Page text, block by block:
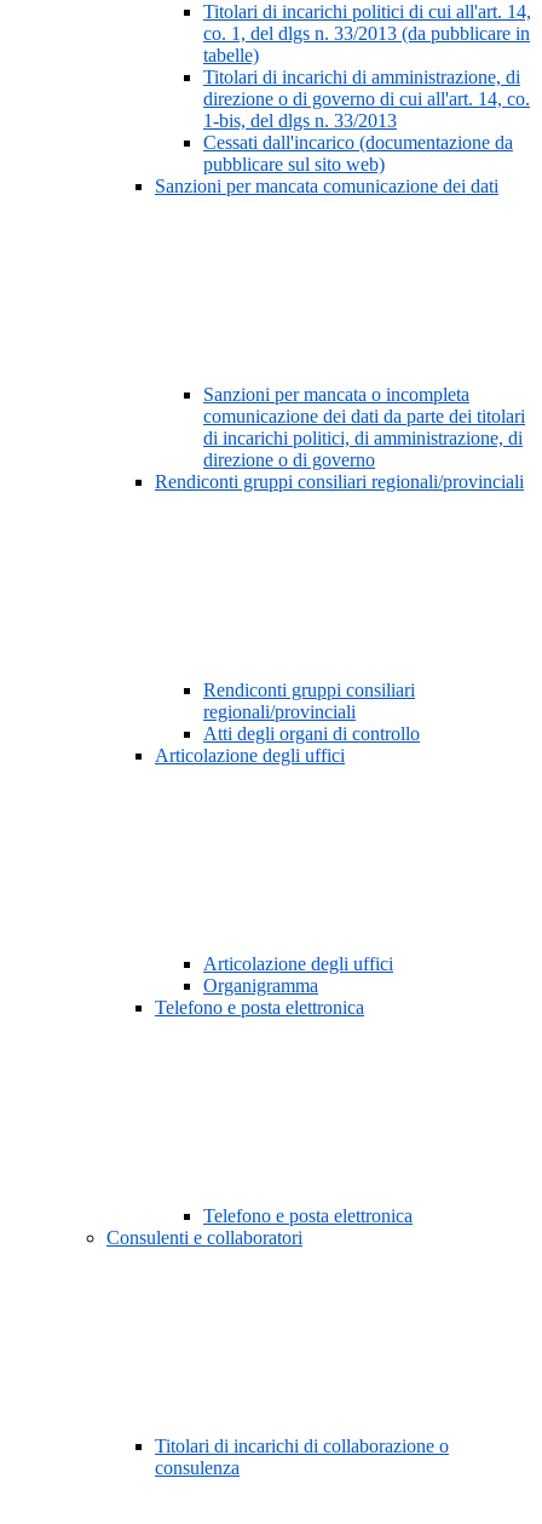
Titolari di incarichi politici di cui all'art. 14,
co. 1, del dlgs n. 33/2013 (da pubblicare in
tabelle)
Titolari di incarichi di amministrazione, di
direzione o di governo di cui all'art. 14, co.
1-bis, del dlgs n. 33/2013
Cessati dall'incarico (documentazione da
pubblicare sul sito web)
Sanzioni per mancata comunicazione dei dati
Sanzioni per mancata o incompleta
comunicazione dei dati da parte dei titolari
di incarichi politici, di amministrazione, di
direzione o di governo
Rendiconti gruppi consiliari regionali/provinciali
Rendiconti gruppi consiliari
regionali/provinciali
Atti degli organi di controllo
Articolazione degli uffici
Articolazione degli uffici
Organigramma
Telefono e posta elettronica
Telefono e posta elettronica
Consulenti e collaboratori
Titolari di incarichi di collaborazione o
consulenza